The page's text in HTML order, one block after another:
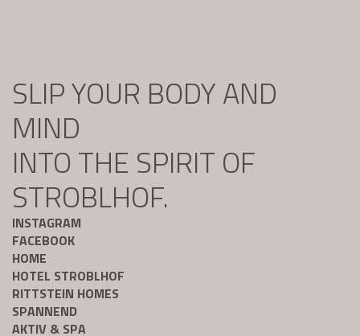
SLIP YOUR BODY AND
MIND
INTO THE SPIRIT OF
STROBLHOF.
INSTAGRAM
FACEBOOK
HOME
HOTEL STROBLHOF
RITTSTEIN HOMES
SPANNEND
AKTIV & SPA